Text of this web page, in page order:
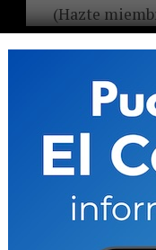
(Hazte
recibe las
alcaldías en el...